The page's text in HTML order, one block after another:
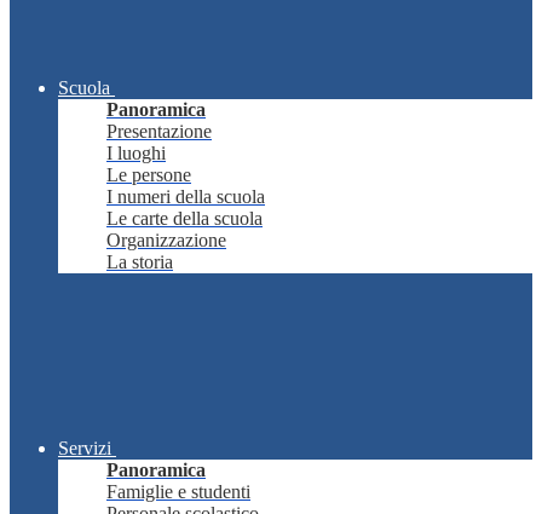
Scuola
Panoramica
Presentazione
I luoghi
Le persone
I numeri della scuola
Le carte della scuola
Organizzazione
La storia
Servizi
Panoramica
Famiglie e studenti